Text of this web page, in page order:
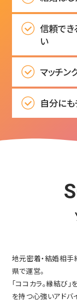
信頼で
い
マッチン
自分に
地元密着・結婚相手
県で運営。
「ココカラ。縁結び
を持つ心強いアドバ